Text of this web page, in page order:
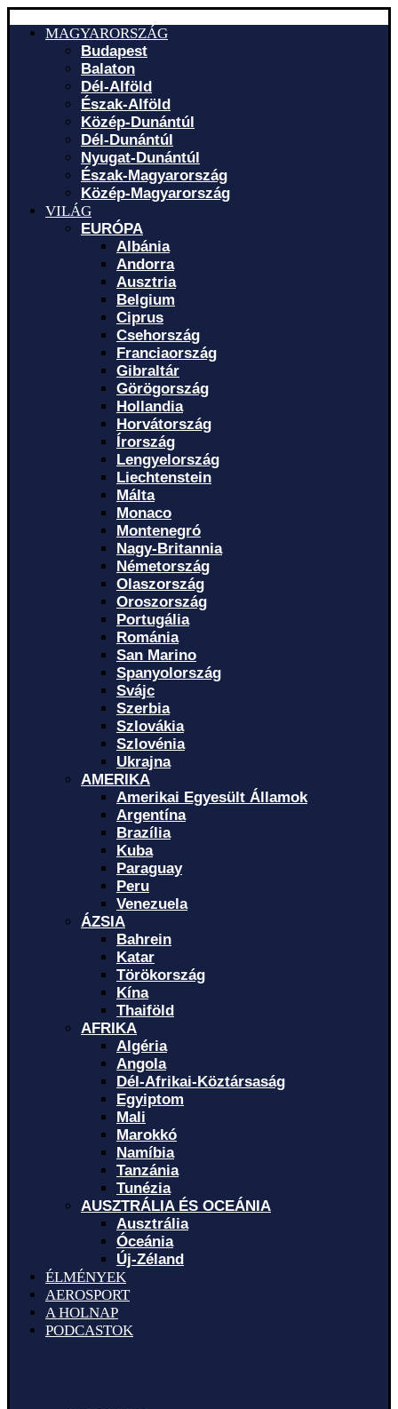
MAGYARORSZÁG
Budapest
Balaton
Dél-Alföld
Észak-Alföld
Közép-Dunántúl
Dél-Dunántúl
Nyugat-Dunántúl
Észak-Magyarország
Közép-Magyarország
VILÁG
EURÓPA
Albánia
Andorra
Ausztria
Belgium
Ciprus
Csehország
Franciaország
Gibraltár
Görögország
Hollandia
Horvátország
Írország
Lengyelország
Liechtenstein
Málta
Monaco
Montenegró
Nagy-Britannia
Németország
Olaszország
Oroszország
Portugália
Románia
San Marino
Spanyolország
Svájc
Szerbia
Szlovákia
Szlovénia
Ukrajna
AMERIKA
Amerikai Egyesült Államok
Argentína
Brazília
Kuba
Paraguay
Peru
Venezuela
ÁZSIA
Bahrein
Katar
Törökország
Kína
Thaiföld
AFRIKA
Algéria
Angola
Dél-Afrikai-Köztársaság
Egyiptom
Mali
Marokkó
Namíbia
Tanzánia
Tunézia
AUSZTRÁLIA ÉS OCEÁNIA
Ausztrália
Óceánia
Új-Zéland
ÉLMÉNYEK
AEROSPORT
A HOLNAP
PODCASTOK